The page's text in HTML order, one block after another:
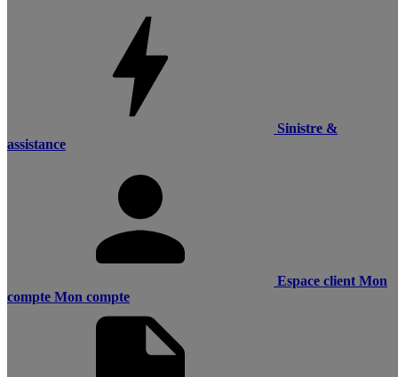
Sinistre &
assistance
Espace client Mon
compte Mon compte